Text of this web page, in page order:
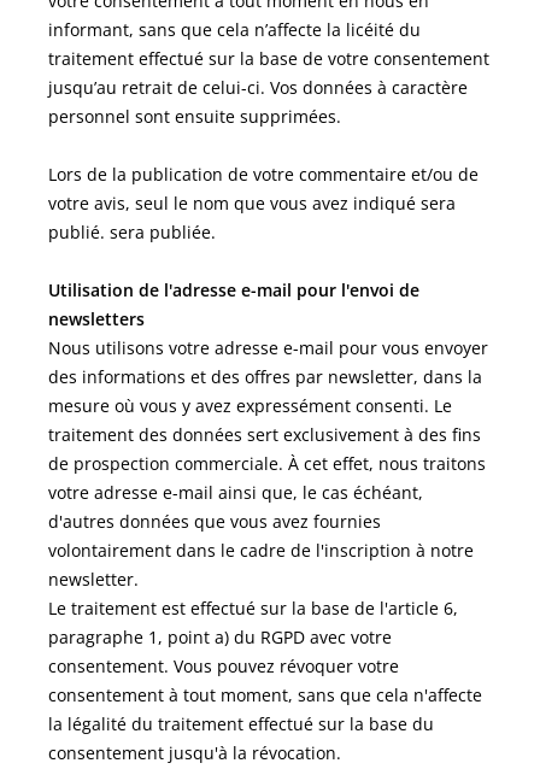
informant, sans que cela n’affecte la licéité du
traitement effectué sur la base de votre consentement
jusqu’au retrait de celui-ci. Vos données à caractère
personnel sont ensuite supprimées.
Lors de la publication de votre commentaire et/ou de
votre avis, seul le nom que vous avez indiqué sera
publié. sera publiée.
Utilisation de l'adresse e-mail pour l'envoi de
newsletters
Nous utilisons votre adresse e-mail pour vous envoyer
des informations et des offres par newsletter, dans la
mesure où vous y avez expressément consenti. Le
traitement des données sert exclusivement à des fins
de prospection commerciale. À cet effet, nous traitons
votre adresse e-mail ainsi que, le cas échéant,
d'autres données que vous avez fournies
volontairement dans le cadre de l'inscription à notre
newsletter.
Le traitement est effectué sur la base de l'article 6,
paragraphe 1, point a) du RGPD avec votre
consentement. Vous pouvez révoquer votre
consentement à tout moment, sans que cela n'affecte
la légalité du traitement effectué sur la base du
consentement jusqu'à la révocation.